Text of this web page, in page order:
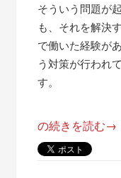
そういう問題が
も、それを解決
で働いた経験が
う対策が行われ
す。
“帰
属
の続きを読む→